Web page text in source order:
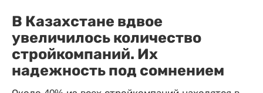
В Казахстане вдвое
увеличилось количество
стройкомпаний. Их
надежность под сомнением